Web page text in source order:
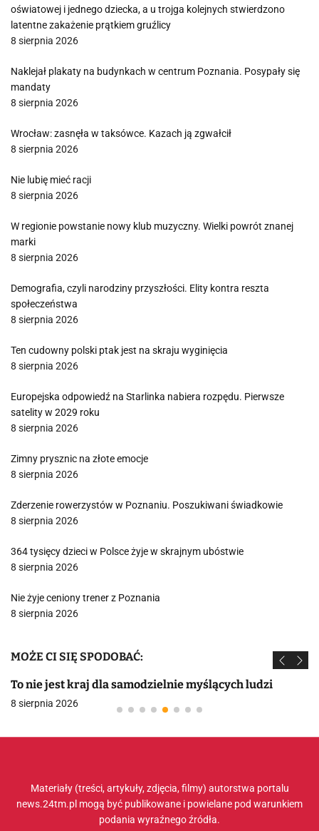
oświatowej i jednego dziecka, a u trojga kolejnych stwierdzono
latentne zakażenie prątkiem gruźlicy
8 sierpnia 2026
Naklejał plakaty na budynkach w centrum Poznania. Posypały się
mandaty
8 sierpnia 2026
Wrocław: zasnęła w taksówce. Kazach ją zgwałcił
8 sierpnia 2026
Nie lubię mieć racji
8 sierpnia 2026
W regionie powstanie nowy klub muzyczny. Wielki powrót znanej
marki
8 sierpnia 2026
Demografia, czyli narodziny przyszłości. Elity kontra reszta
społeczeństwa
8 sierpnia 2026
Ten cudowny polski ptak jest na skraju wyginięcia
8 sierpnia 2026
Europejska odpowiedź na Starlinka nabiera rozpędu. Pierwsze
satelity w 2029 roku
8 sierpnia 2026
Zimny prysznic na złote emocje
8 sierpnia 2026
Zderzenie rowerzystów w Poznaniu. Poszukiwani świadkowie
8 sierpnia 2026
364 tysięcy dzieci w Polsce żyje w skrajnym ubóstwie
8 sierpnia 2026
Nie żyje ceniony trener z Poznania
8 sierpnia 2026
MOŻE CI SIĘ SPODOBAĆ:
To nie jest kraj dla samodzielnie myślących ludzi
8 sierpnia 2026
Materiały (treści, artykuły, zdjęcia, filmy) autorstwa portalu
news.24tm.pl mogą być publikowane i powielane pod warunkiem
podania wyraźnego źródła.